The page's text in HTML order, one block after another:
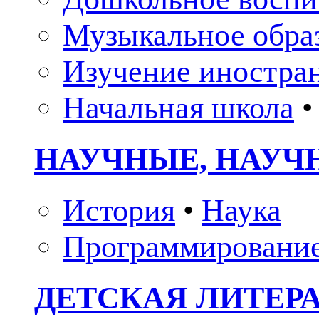
Музыкальное
Изучение
Начальная школа •
НАУЧНЫЕ,
История • Наука
ДЕТСКАЯ